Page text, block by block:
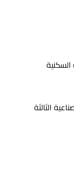
الثالثة